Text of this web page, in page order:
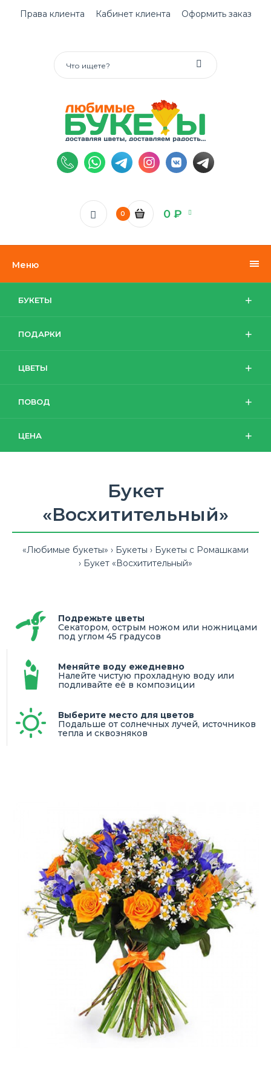
Права клиента Кабинет клиента Оформить заказ
0 0 ₽
Меню
БУКЕТЫ
ПОДАРКИ
ЦВЕТЫ
ПОВОД
ЦЕНА
Букет
«Восхитительный»
«Любимые букеты» Букеты
Букеты с Ромашками
Букет «Восхитительный»
Подрежьте цветы
Секатором, острым ножом или ножницами
под углом 45 градусов
Меняйте воду ежедневно
Налейте чистую прохладную воду или
подливайте её в композиции
Выберите место для цветов
Подальше от солнечных лучей, источников
тепла и сквозняков